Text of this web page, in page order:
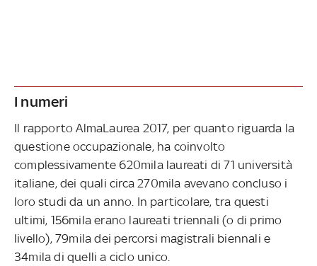
I numeri
Il rapporto AlmaLaurea 2017, per quanto riguarda la
questione occupazionale, ha coinvolto
complessivamente 620mila laureati di 71 università
italiane, dei quali circa 270mila avevano concluso i
loro studi da un anno. In particolare, tra questi
ultimi, 156mila erano laureati triennali (o di primo
livello), 79mila dei percorsi magistrali biennali e
34mila di quelli a ciclo unico.